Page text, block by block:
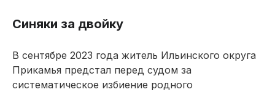
Синяки за двойку
В сентябре 2023 года житель Ильинского округа
Прикамья предстал перед судом за
систематическое избиение родного